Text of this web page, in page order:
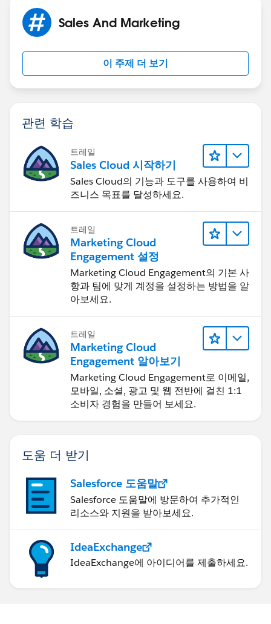
Sales And Marketing
이 주제 더 보기
관련 학습
트레일
Sales Cloud 시작하기
Sales Cloud의 기능과 도구를 사용하여 비
즈니스 목표를 달성하세요.
트레일
Marketing Cloud
Engagement 설정
Marketing Cloud Engagement의 기본 사
항과 팀에 맞게 계정을 설정하는 방법을 알
아보세요.
트레일
Marketing Cloud
Engagement 알아보기
Marketing Cloud Engagement로 이메일,
모바일, 소셜, 광고 및 웹 전반에 걸친 1:1
소비자 경험을 만들어 보세요.
도움 더 받기
Salesforce 도움말
Salesforce 도움말에 방문하여 추가적인
리소스와 지원을 받아보세요.
IdeaExchange
IdeaExchange에 아이디어를 제출하세요.